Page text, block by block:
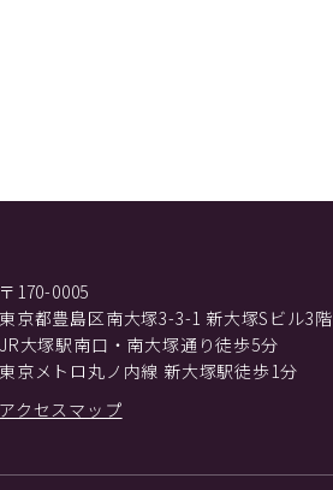
〒170-0005
東京都豊島区南大塚3-3-1 新大塚Sビル3階
JR大塚駅南口・南大塚通り徒歩5分
東京メトロ丸ノ内線 新大塚駅徒歩1分
アクセスマップ